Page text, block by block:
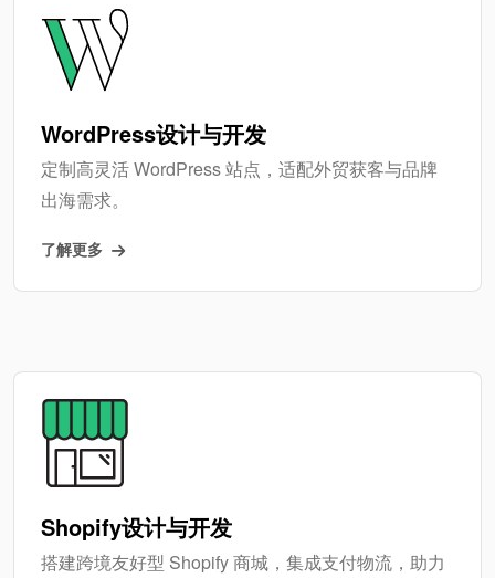
WordPress设计与开发
定制高灵活 WordPress 站点，适配外贸获客与品牌
出海需求。
了解更多
Shopify设计与开发
搭建跨境友好型 Shopify 商城，集成支付物流，助力